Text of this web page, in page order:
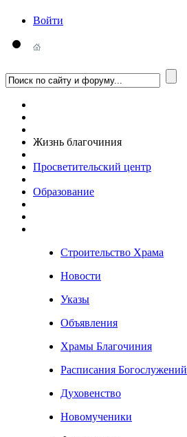
Войти
Жизнь благочиния
Просветительский центр
Образование
Строительство Храма
Новости
Указы
Объявления
Храмы Благочиния
Расписания Богослужений
Духовенство
Новомученики